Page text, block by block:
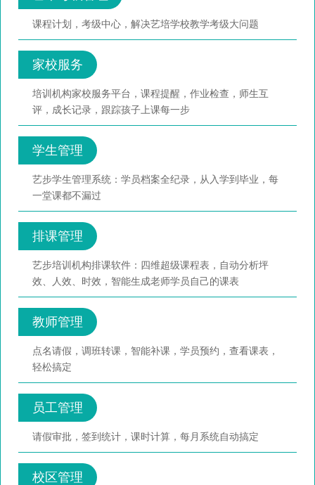
课程计划，考级中心，解决艺培学校教学考级大问题
家校服务
培训机构家校服务平台，课程提醒，作业检查，师生互
评，成长记录，跟踪孩子上课每一步
学生管理
艺步学生管理系统：学员档案全纪录，从入学到毕业，每
一堂课都不漏过
排课管理
艺步培训机构排课软件：四维超级课程表，自动分析坪
效、人效、时效，智能生成老师学员自己的课表
教师管理
点名请假，调班转课，智能补课，学员预约，查看课表，
轻松搞定
员工管理
请假审批，签到统计，课时计算，每月系统自动搞定
校区管理